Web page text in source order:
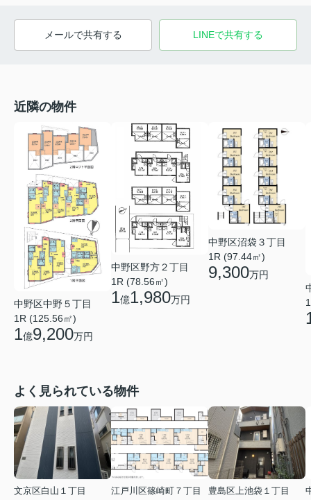
メールで共有する LINEで共有する
近隣の物件
中野区中野５丁目
1R (125.56㎡)
1億9,200万円
中野区野方２丁目
1R (78.56㎡)
1億1,980万円
中野区沼袋３丁目
1R (97.44㎡)
9,300万円
よく見られている物件
文京区白山１丁目
江戸川区篠崎町７丁目
豊島区上池袋１丁目